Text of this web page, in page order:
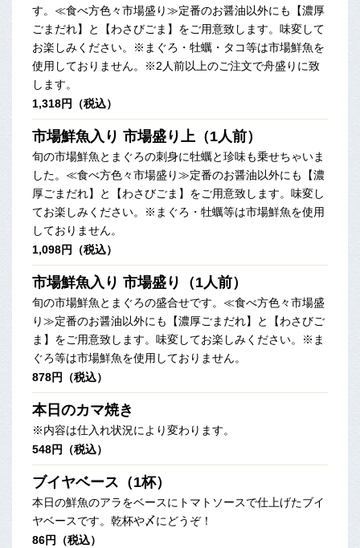
す。≪食べ方色々市場盛り≫定番のお醤油以外にも【濃厚
ごまだれ】と【わさびごま】をご用意致します。味変して
お楽しみください。※まぐろ・牡蠣・タコ等は市場鮮魚を
使用しておりません。※2人前以上のご注文で舟盛りに致
します。
1,318円（税込）
市場鮮魚入り 市場盛り上（1人前）
旬の市場鮮魚とまぐろの刺身に牡蠣と珍味も乗せちゃいま
した。≪食べ方色々市場盛り≫定番のお醤油以外にも【濃
厚ごまだれ】と【わさびごま】をご用意致します。味変し
てお楽しみください。※まぐろ・牡蠣等は市場鮮魚を使用
しておりません。
1,098円（税込）
市場鮮魚入り 市場盛り（1人前）
旬の市場鮮魚とまぐろの盛合せです。≪食べ方色々市場盛
り≫定番のお醤油以外にも【濃厚ごまだれ】と【わさびご
ま】をご用意致します。味変してお楽しみください。※ま
ぐろ等は市場鮮魚を使用しておりません。
878円（税込）
本日のカマ焼き
※内容は仕入れ状況により変わります。
548円（税込）
ブイヤベース（1杯）
本日の鮮魚のアラをベースにトマトソースで仕上げたブイ
ヤベースです。乾杯や〆にどうぞ！
86円（税込）